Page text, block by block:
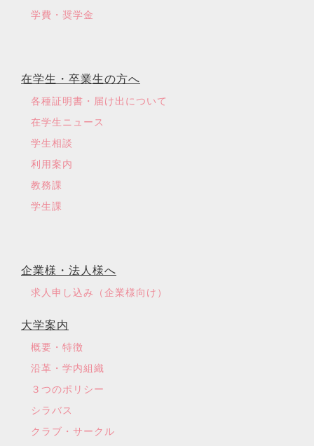
学費・奨学金
在学生・卒業生の方へ
各種証明書・届け出について
在学生ニュース
学生相談
利用案内
教務課
学生課
企業様・法人様へ
求人申し込み（企業様向け）
大学案内
概要・特徴
沿革・学内組織
３つのポリシー
シラバス
クラブ・サークル